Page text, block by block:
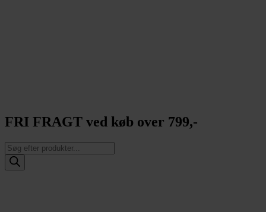
FRI FRAGT ved køb over 799,-
Products
search